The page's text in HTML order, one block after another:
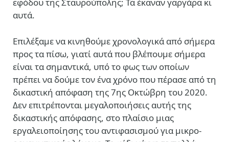
εφόδου της Σταυρούπολης; Τα έκαναν γαργάρα κι
αυτά.
Επιλέξαμε να κινηθούμε χρονολογικά από σήμερα
προς τα πίσω, γιατί αυτά που βλέπουμε σήμερα
είναι τα σημαντικά, υπό το φως των οποίων
πρέπει να δούμε τον ένα χρόνο που πέρασε από τη
δικαστική απόφαση της 7ης Οκτώβρη του 2020.
Δεν επιτρέπονται μεγαλοποιήσεις αυτής της
δικαστικής απόφασης, στο πλαίσιο μιας
εργαλειοποίησης του αντιφασισμού για μικρο-